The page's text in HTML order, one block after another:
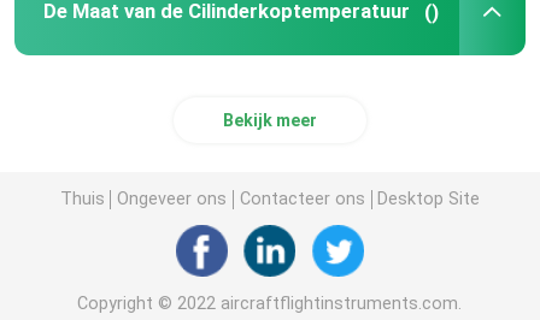
De Maat van de Cilinderkoptemperatuur ()
Bekijk meer
Thuis Ongeveer ons Contacteer ons Desktop Site
Copyright © 2022 aircraftflightinstruments.com.